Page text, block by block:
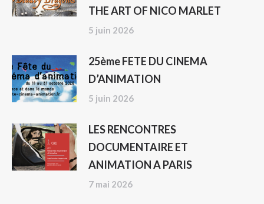
THE ART OF NICO MARLET
5 juin 2026
25ème FETE DU CINEMA
D’ANIMATION
5 juin 2026
LES RENCONTRES
DOCUMENTAIRE ET
ANIMATION A PARIS
7 mai 2026